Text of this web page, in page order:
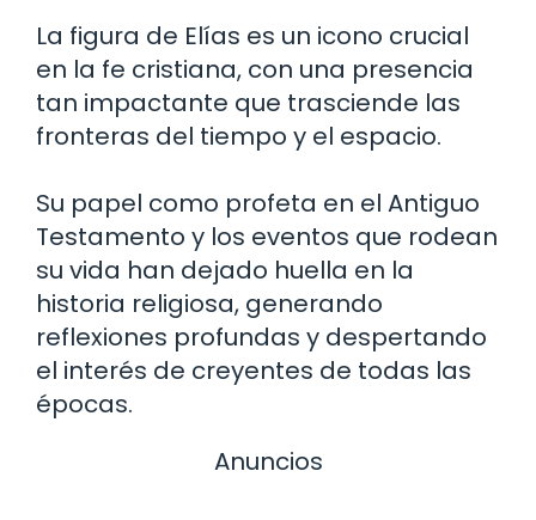
La figura de Elías es un icono crucial
en la fe cristiana, con una presencia
tan impactante que trasciende las
fronteras del tiempo y el espacio.
Su papel como profeta en el Antiguo
Testamento y los eventos que rodean
su vida han dejado huella en la
historia religiosa, generando
reflexiones profundas y despertando
el interés de creyentes de todas las
épocas.
Anuncios